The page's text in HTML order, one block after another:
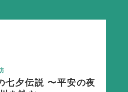
七夕伝説 〜平安の夜